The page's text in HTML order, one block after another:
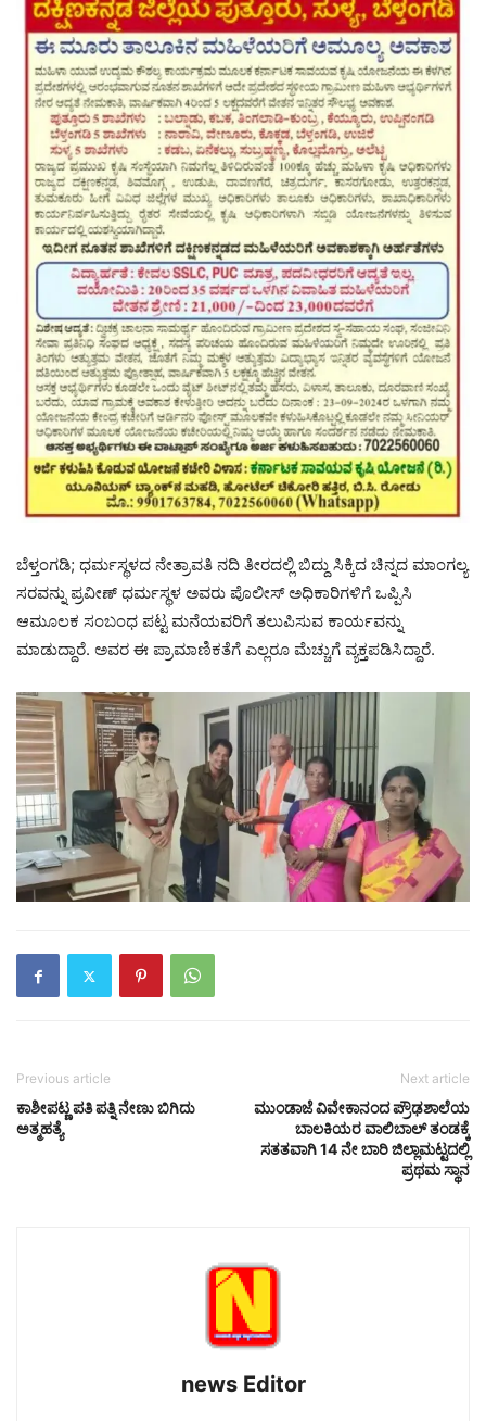
ಬೆಳ್ತಂಗಡಿ; ಧರ್ಮಸ್ಥಳದ ನೇತ್ರಾವತಿ ನದಿ ತೀರದಲ್ಲಿ ಬಿದ್ದು ಸಿಕ್ಕಿದ ಚಿನ್ನದ ಮಾಂಗಲ್ಯ
ಸರವನ್ನು ಪ್ರವೀಣ್ ಧರ್ಮಸ್ಥಳ ಅವರು ಪೊಲೀಸ್ ಅಧಿಕಾರಿಗಳಿಗೆ ಒಪ್ಪಿಸಿ
ಆಮೂಲಕ ಸಂಬಂಧ ಪಟ್ಟ ಮನೆಯವರಿಗೆ ತಲುಪಿಸುವ ಕಾರ್ಯವನ್ನು
ಮಾಡುದ್ದಾರೆ. ಅವರ ಈ ಪ್ರಾಮಾಣಿಕತೆಗೆ ಎಲ್ಲರೂ ಮೆಚ್ಚುಗೆ ವ್ಯಕ್ತಪಡಿಸಿದ್ದಾರೆ.
Previous article
ಕಾಶೀಪಟ್ಣ ಪತಿ ಪತ್ನಿ ನೇಣು ಬಿಗಿದು
ಅತ್ಮಹತ್ಯೆ
Next article
ಮುಂಡಾಜೆ ವಿವೇಕಾನಂದ ಪ್ರೌಢಶಾಲೆಯ
ಬಾಲಕಿಯರ ವಾಲಿಬಾಲ್ ತಂಡಕ್ಕೆ
ಸತತವಾಗಿ 14 ನೇ ಬಾರಿ ಜಿಲ್ಲಾಮಟ್ಟದಲ್ಲಿ
ಪ್ರಥಮ ಸ್ಥಾನ
news Editor